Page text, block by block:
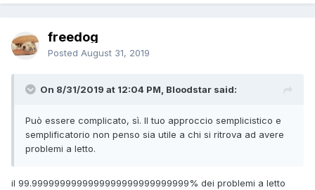
freedog
Posted August 31, 2019
On 8/31/2019 at 12:04 PM, Bloodstar said:
Può essere complicato, sì. Il tuo approccio semplicistico e
semplificatorio non penso sia utile a chi si ritrova ad avere
problemi a letto.
il 99.9999999999999999999999999999% dei problemi a letto